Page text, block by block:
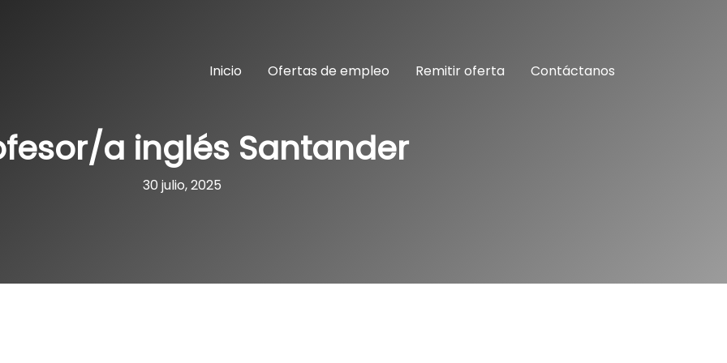
Inicio
Ofertas de empleo Remitir oferta Contáctanos
a inglés Santander
30 julio, 2025